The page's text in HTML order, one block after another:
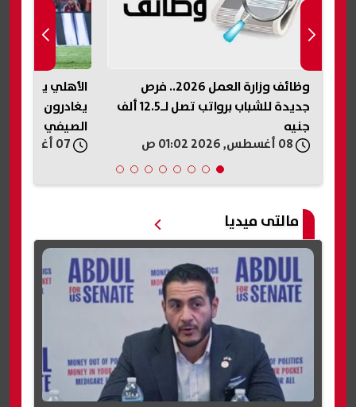
وظائف وزارة العمل 2026.. فرص
جديدة للشباب برواتب تصل لـ12.5 ألف
جنيه
يغادرون
الصيفي
مالتى ميديا